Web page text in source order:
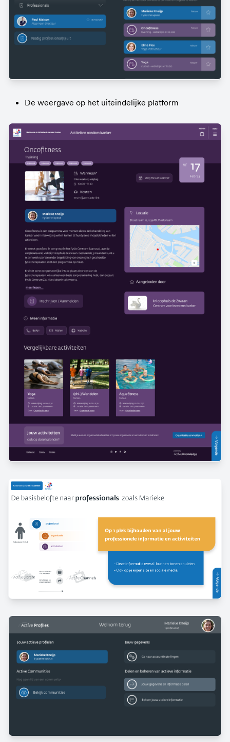
De weergave op het uiteindelijke platform